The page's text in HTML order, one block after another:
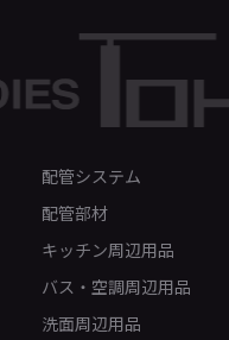
配管システム
配管部材
キッチン周辺用品
バス・空調周辺用品
洗面周辺用品